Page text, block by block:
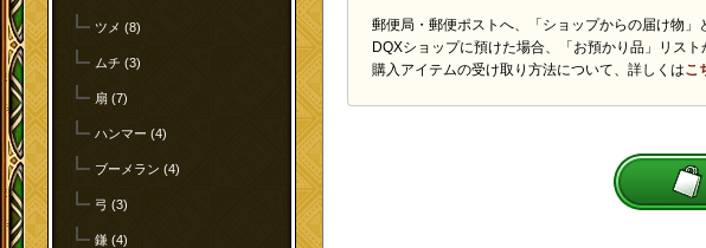
ツメ (8)
ムチ (3)
扇 (7)
ハンマー (4)
ブーメラン (4)
弓 (3)
鎌 (4)
郵便局・郵便ポストへ、「ショップからの届け物」
DQXショップに預けた場合、「お預かり品」リスト
購入アイテムの受け取り方法について、詳しくはこ